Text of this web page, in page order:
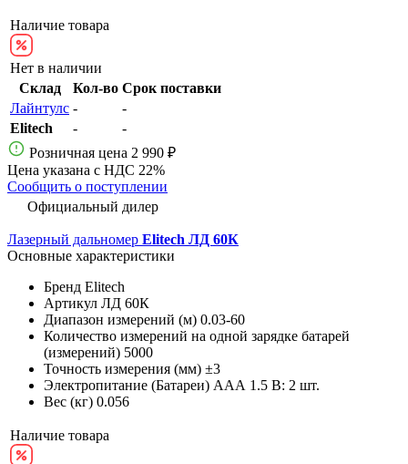
Наличие товара
Нет в наличии
Склад
Кол-во Срок поставки
Лайнтулс -
-
Elitech
-
-
Розничная цена 2 990 ₽
Цена указана с НДС 22%
Сообщить о поступлении
Официальный дилер
Лазерный дальномер Elitech ЛД 60К
Основные характеристики
Бренд Elitech
Артикул ЛД 60К
Диапазон измерений (м) 0.03-60
Количество измерений на одной зарядке батарей
(измерений) 5000
Точность измерения (мм) ±3
Электропитание (Батареи) AAА 1.5 В: 2 шт.
Вес (кг) 0.056
Наличие товара